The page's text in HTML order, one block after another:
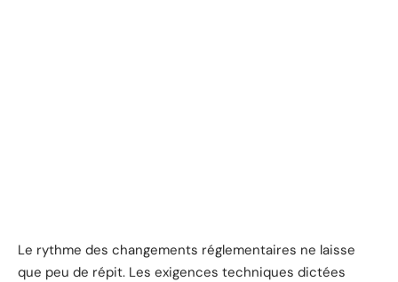
Le rythme des changements réglementaires ne laisse
que peu de répit. Les exigences techniques dictées